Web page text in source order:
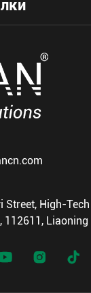
Street, High-
112611, Liaoning
 